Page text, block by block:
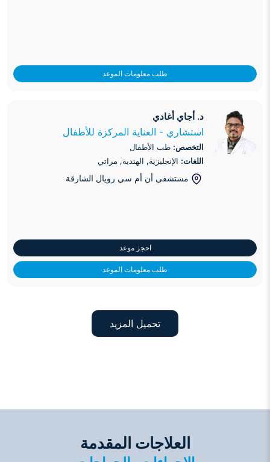
طلب معلومات الموعد
د. أجاي أغادي
د. أجاي أغادي
استشاري - العناية المركزة للأطفال
التخصص: طب الأطفال
اللغات: الإنجليزية, الهندية, مراتي
مستشفى أن أم سي رويال الشارقة
احجز موعد
طلب معلومات الموعد
تحميل المزيد
العلاجات المقدمة